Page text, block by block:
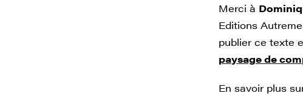
Merci à
Editions
publier ce texte
paysage de
En savoir plus